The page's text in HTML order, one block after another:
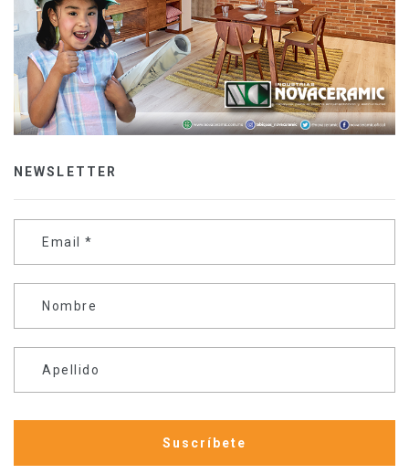
NEWSLETTER
Email *
Nombre
Apellido